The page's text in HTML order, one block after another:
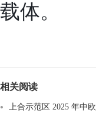
载体。
相关阅读
上合示范区 2025 年中